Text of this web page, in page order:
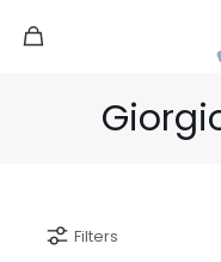
Filters